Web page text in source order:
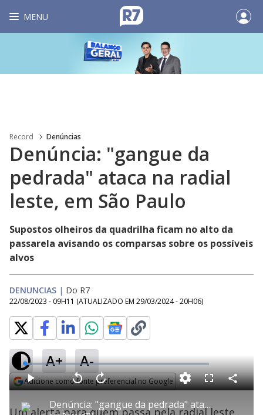
MENU
Record Denúncias
Denúncia: "gangue da
pedrada" ataca na radial
leste, em São Paulo
Supostos olheiros da quadrilha ficam no alto da
passarela avisando os comparsas sobre os possíveis
alvos
DENUNCIAS | Do R7
22/08/2023 - 09H11 (ATUALIZADO EM 29/03/2024 - 20H06)
A+ A-
Adicione como fonte preferencial no Google
Denúncia: "gangue da pedrada" ataca na radial leste, em São Paulo
P V
t
a
A
n
ç
L
o
a
d
e
3
.
F
l
C
o
a
Um alerta para quem passa pela radial leste,